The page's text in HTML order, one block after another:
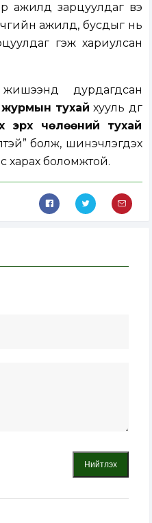
ажилд зарцуулдаг вэ
ажилд, бусдыг нь
гэж хариулсан
дурдагдсан
тухай хууль өдгөө
эрх чөлөөний тухай
болж, шинэчлэгдэх
харах боломжтой.
Нийтлэх